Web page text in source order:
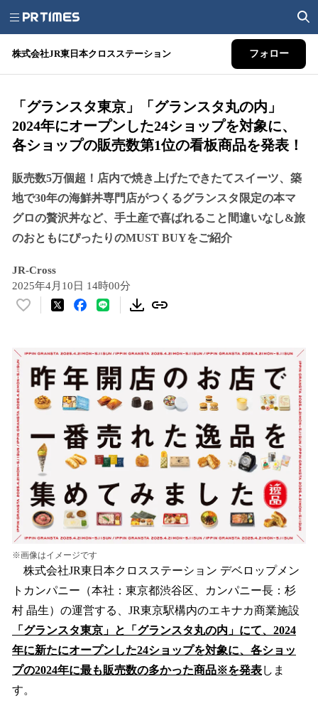
株式会社JR東日本クロスステーション フォロー
「グランスタ東京」「グランスタ丸の内」
2024年にオープンした24ショップを対象に、
各ショップの販売数第1位の看板商品を発表！
販売数5万個超！店内で焼き上げたできたてスイーツ、築
地で30年の海鮮丼専門店がつくるグランスタ限定の本マ
グロの贅沢丼など、手土産で喜ばれること間違いなし&旅
のおともにぴったりのMUST BUYをご紹介
JR-Cross
2025年4月10日 14時00分
い
！
数
を
読
込
す
※画像はイメージです
株式会社JR東日本クロスステーション デベロップメン
トカンパニー（本社：東京都渋谷区、カンパニー長：杉
村 晶生）の運営する、JR東京駅構内のエキナカ商業施設
「グランスタ東京」と「グランスタ丸の内」にて、2024
年に新たにオープンした24ショップを対象に、各ショッ
プの2024年に最も販売数の多かった商品※を発表しま
す。